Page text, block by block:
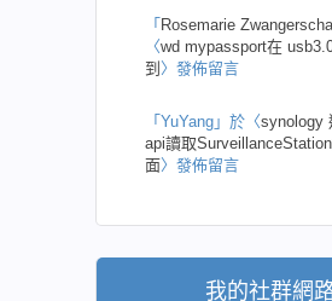
「 Rosemarie
〈wd mypassport在
到 〉發佈留言
「 YuYang 」於〈synology
api讀取
面〉發佈留言
我的社群網